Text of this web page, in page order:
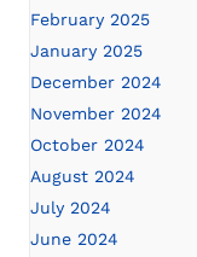
February 2025
January 2025
December 2024
November 2024
October 2024
August 2024
July 2024
June 2024